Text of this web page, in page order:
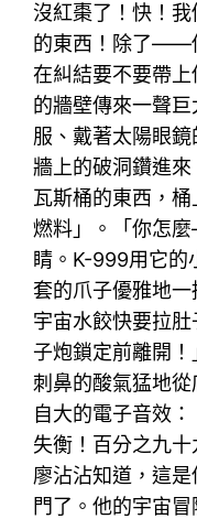
沒紅棗了！快！
的東西！除了——
在糾結要不要帶
的牆壁傳來一聲
服、戴著太陽眼鏡
牆上的破洞鑽進
瓦斯桶的東西，
燃料」。「你怎
睛。K-999用它的
套的爪子優雅地一
宇宙水餃快要拉
子炮鎖定前離開
刺鼻的酸氣猛地
自大的電子音效
失衡！百分之九十
廖沾沾知道，這
門了。他的宇宙